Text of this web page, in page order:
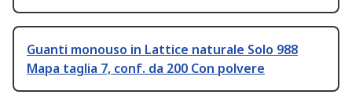
Guanti monouso in Lattice naturale Solo 988
Mapa taglia 7, conf. da 200 Con polvere